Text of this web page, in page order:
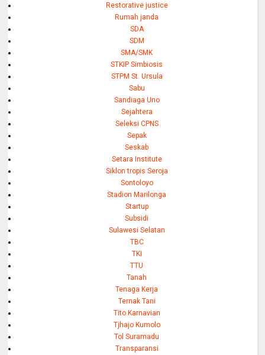
Restorative justice
Rumah janda
SDA
SDM
SMA/SMK
STKIP Simbiosis
STPM St. Ursula
Sabu
Sandiaga Uno
Sejahtera
Seleksi CPNS
Sepak
Seskab
Setara Institute
Siklon tropis Seroja
Sontoloyo
Stadion Marilonga
Startup
Subsidi
Sulawesi Selatan
TBC
TKI
TTU
Tanah
Tenaga Kerja
Ternak Tani
Tito Karnavian
Tjhajo Kumolo
Tol Suramadu
Transparansi